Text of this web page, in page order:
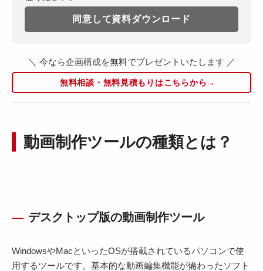
＼ 今なら企画構成を無料でプレゼントいたします ／
無料相談・無料見積もりはこちらから→
動画制作ツールの種類とは？
デスクトップ版の動画制作ツール
WindowsやMacといったOSが搭載されているパソコンで使
用するツールです。基本的な動画編集機能が備わったソフト